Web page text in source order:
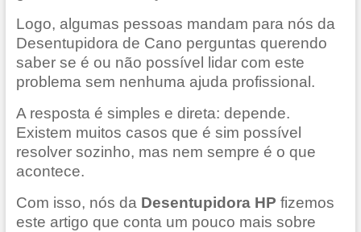
Logo, algumas pessoas mandam para nós da
Desentupidora de Cano perguntas querendo
saber se é ou não possível lidar com este
problema sem nenhuma ajuda profissional.
A resposta é simples e direta: depende.
Existem muitos casos que é sim possível
resolver sozinho, mas nem sempre é o que
acontece.
Com isso, nós da Desentupidora HP fizemos
este artigo que conta um pouco mais sobre